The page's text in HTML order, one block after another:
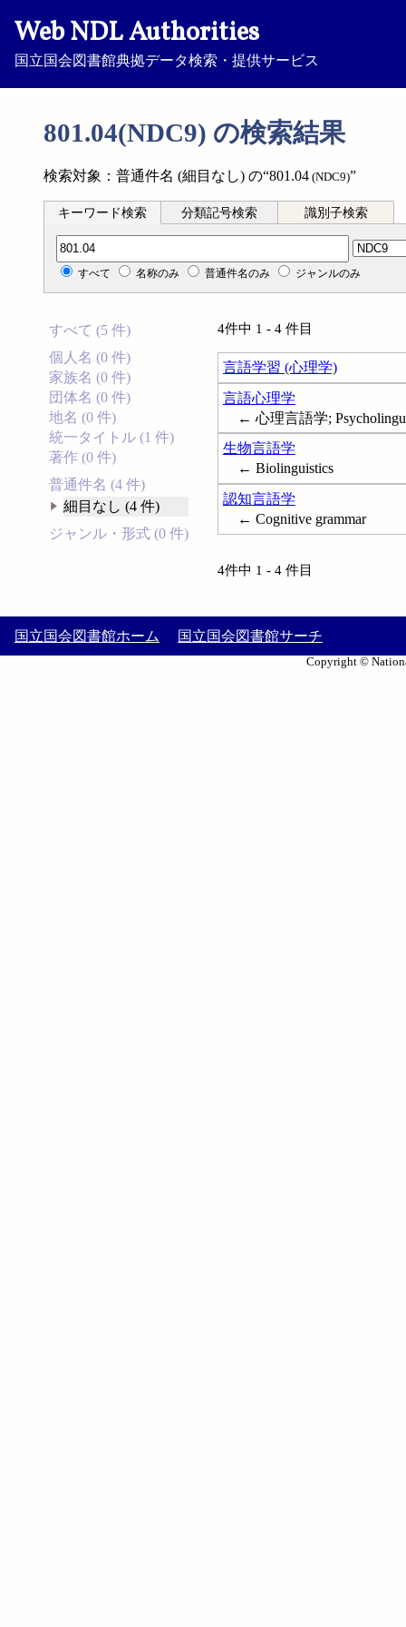
Web NDL Authorities
国立国会図書館典拠データ検索・提供サービス
801.04(NDC9) の検索結果
検索対象：普通件名 (細目なし) の“801.04 (NDC9)”
キーワード検索 分類記号検索 識別子検索
分類記号検索
すべて 名称のみ 普通件名のみ ジャンルのみ
すべて (5 件)
個人名 (0 件)
家族名 (0 件)
団体名 (0 件)
地名 (0 件)
統一タイトル (1 件)
著作 (0 件)
普通件名 (4 件)
細目なし (4 件)
ジャンル・形式 (0 件)
4件中 1 - 4 件目
言語学習 (心理学)
言語心理学
← 心理言語学;
生物言語学
← Biolinguistics
認知言語学
← Cognitive grammar
4件中 1 - 4 件目
国立国会図書館ホーム 国立国会図書館サーチ
Copyright ©